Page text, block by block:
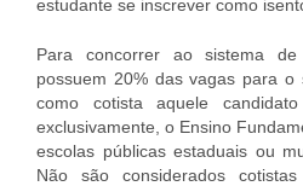
estudante se inscrever como
Para concorrer ao sistema
possuem 20% das vagas para o
como cotista aquele
exclusivamente, o Ensino
escolas públicas estaduais ou
Não são considerados